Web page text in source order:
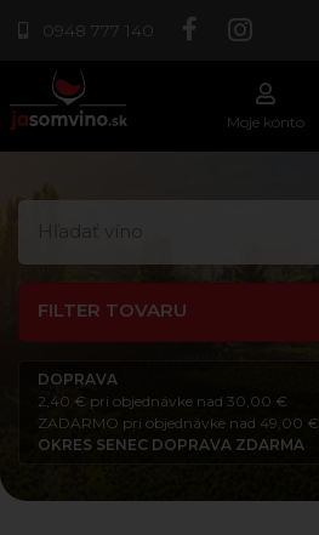
0948 777 140
Moje konto
FILTER TOVARU
DOPRAVA
2,40 € pri objednávke nad 30,00 €
ZADARMO pri objednávke nad 49,00 €
OKRES SENEC DOPRAVA ZDARMA